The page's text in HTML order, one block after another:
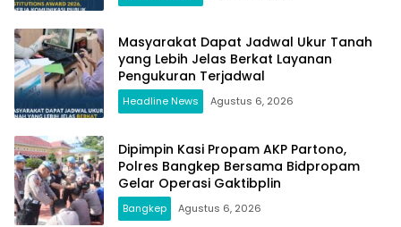
Masyarakat Dapat Jadwal Ukur Tanah
yang Lebih Jelas Berkat Layanan
Pengukuran Terjadwal
Headline News Agustus 6, 2026
Dipimpin Kasi Propam AKP Partono,
Polres Bangkep Bersama Bidpropam
Gelar Operasi Gaktibplin
Bangkep Agustus 6, 2026